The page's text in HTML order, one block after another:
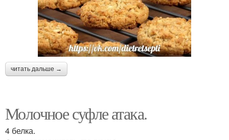
читать дальше →
Молочное суфле атака.
4 белка.